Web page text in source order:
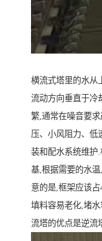
横流式塔里的水从
流动方向垂直于冷
繁,通常在噪音要
压、小风阻力、低
装和配水系统维护
基,根据需要的水
意的是,框架应该
填料容易老化,堵
流塔的优点是逆流